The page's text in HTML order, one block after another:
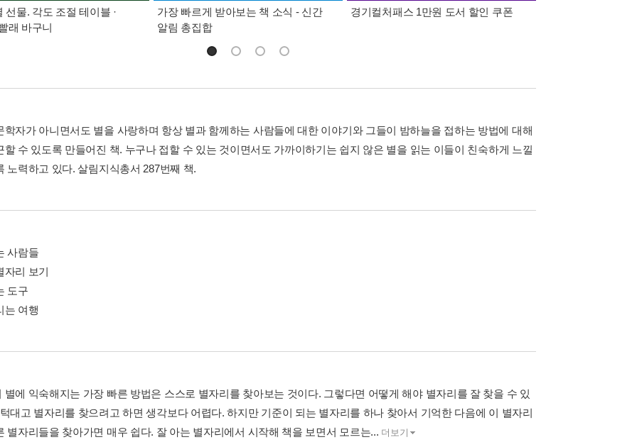
선물. 각도 조절 테이블 ·
래 바구니
가장 빠르게 받아보는 책 소식 - 신간
알림 총집합
경기컬처패스 1만원 도서 할인 쿠폰
학자가 아니면서도 별을 사랑하며 항상 별과 함께하는 사람들에 대한 이야기와 그들이 밤하늘을 접하는 방법에 대해
할 수 있도록 만들어진 책. 누구나 접할 수 있는 것이면서도 가까이하기는 쉽지 않은 별을 읽는 이들이 친숙하게 느낄
노력하고 있다. 살림지식총서 287번째 책.
사람들
자리 보기
도구
는 여행
별에 익숙해지는 가장 빠른 방법은 스스로 별자리를 찾아보는 것이다. 그렇다면 어떻게 해야 별자리를 잘 찾을 수 있
대고 별자리를 찾으려고 하면 생각보다 어렵다. 하지만 기준이 되는 별자리를 하나 찾아서 기억한 다음에 이 별자리
별자리들을 찾아가면 매우 쉽다. 잘 아는 별자리에서 시작해 책을 보면서 모르는... 더보기